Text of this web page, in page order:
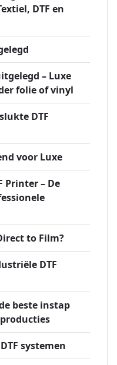
DTF en
– Luxe
folie of vinyl
DTF
voor Luxe
Printer – De
to Film?
DTF
beste instap
systemen